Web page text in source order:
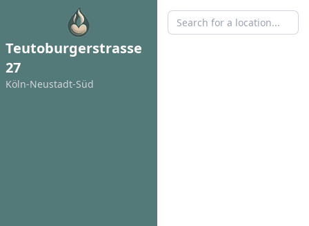
Teutoburgerstrasse
27
Köln-Neustadt-Süd